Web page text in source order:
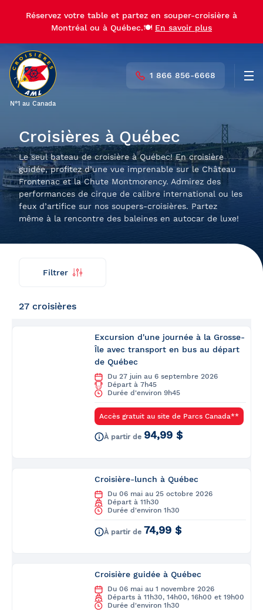
Réservez votre table et partez en souper-croisière à
Montréal ou à Québec.🍽️ En savoir plus
Réservez votre table et partez en souper-croisière à
Montréal ou à Québec.🍽️ En savoir plus
N°1 au Canada
1 866 856-6668
Croisières à Québec
Le seul bateau de croisière à Québec! En croisière
guidée, profitez d’une vue imprenable sur le Château
Frontenac et la Chute Montmorency. Admirez des
performances de cirque de calibre international ou les
feux d’artifice sur nos soupers-croisières. Partez
même à la rencontre des baleines en autocar de luxe!
Filtrer
27 croisières
Excursion d'une journée à la Grosse-
Île avec transport en bus au départ
de Québec
Du 27 juin au 6 septembre 2026
Départ à 7h45
Durée d'environ 9h45
Accès gratuit au site de Parcs Canada**
À partir de 94,99 $
Croisière-lunch à Québec
Du 06 mai au 25 octobre 2026
Départ à 11h30
Durée d'environ 1h30
À partir de 74,99 $
Croisière guidée à Québec
Du 06 mai au 1 novembre 2026
Départs à 11h30, 14h00, 16h00 et 19h00
Durée d'environ 1h30